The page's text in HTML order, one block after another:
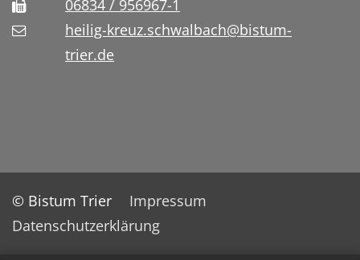
06834 / 956967-1
heilig-kreuz.schwalbach@bistum-
trier.de
© Bistum Trier
Impressum
Datenschutzerklärung